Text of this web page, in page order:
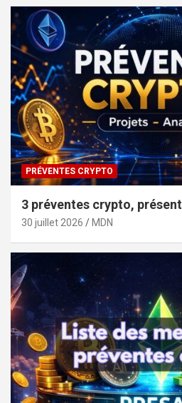
PRÉVENTES CRYPTO
3 préventes crypto,
30 juillet 2026 MDN